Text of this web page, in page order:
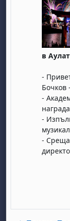
в
-
Бочков
-
-
- Среща